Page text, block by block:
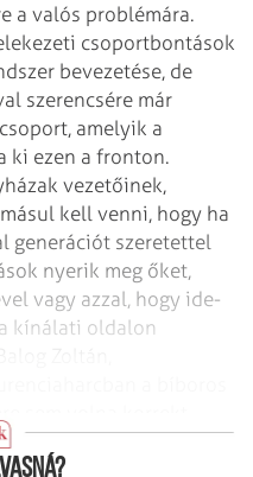
a valós problémára.
csoportbontások
bevezetése, de
szerencsére már
amelyik a
ki ezen a fronton.
vezetőinek,
kell venni, hogy ha
generációt szeretettel
nyerik meg őket,
vagy azzal, hogy ide-
kínálati oldalon